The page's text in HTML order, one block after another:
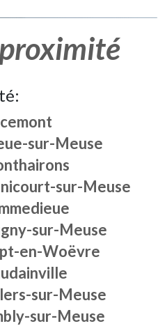
sur-Meuse
sur-Meuse
sur-Meuse
en-Woëvre
sur-Meuse
sur-Meuse